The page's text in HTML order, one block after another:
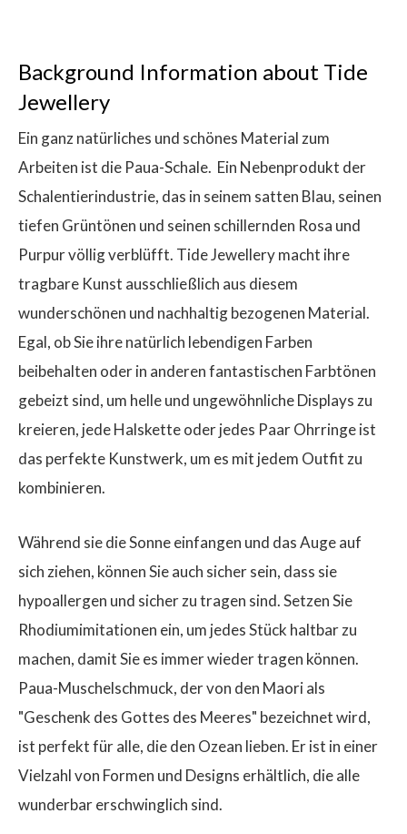
Background Information about Tide
Jewellery
Ein ganz natürliches und schönes Material zum
Arbeiten ist die Paua-Schale. Ein Nebenprodukt der
Schalentierindustrie, das in seinem satten Blau, seinen
tiefen Grüntönen und seinen schillernden Rosa und
Purpur völlig verblüfft. Tide Jewellery macht ihre
tragbare Kunst ausschließlich aus diesem
wunderschönen und nachhaltig bezogenen Material.
Egal, ob Sie ihre natürlich lebendigen Farben
beibehalten oder in anderen fantastischen Farbtönen
gebeizt sind, um helle und ungewöhnliche Displays zu
kreieren, jede Halskette oder jedes Paar Ohrringe ist
das perfekte Kunstwerk, um es mit jedem Outfit zu
kombinieren.
Während sie die Sonne einfangen und das Auge auf
sich ziehen, können Sie auch sicher sein, dass sie
hypoallergen und sicher zu tragen sind. Setzen Sie
Rhodiumimitationen ein, um jedes Stück haltbar zu
machen, damit Sie es immer wieder tragen können.
Paua-Muschelschmuck, der von den Maori als
"Geschenk des Gottes des Meeres" bezeichnet wird,
ist perfekt für alle, die den Ozean lieben. Er ist in einer
Vielzahl von Formen und Designs erhältlich, die alle
wunderbar erschwinglich sind.